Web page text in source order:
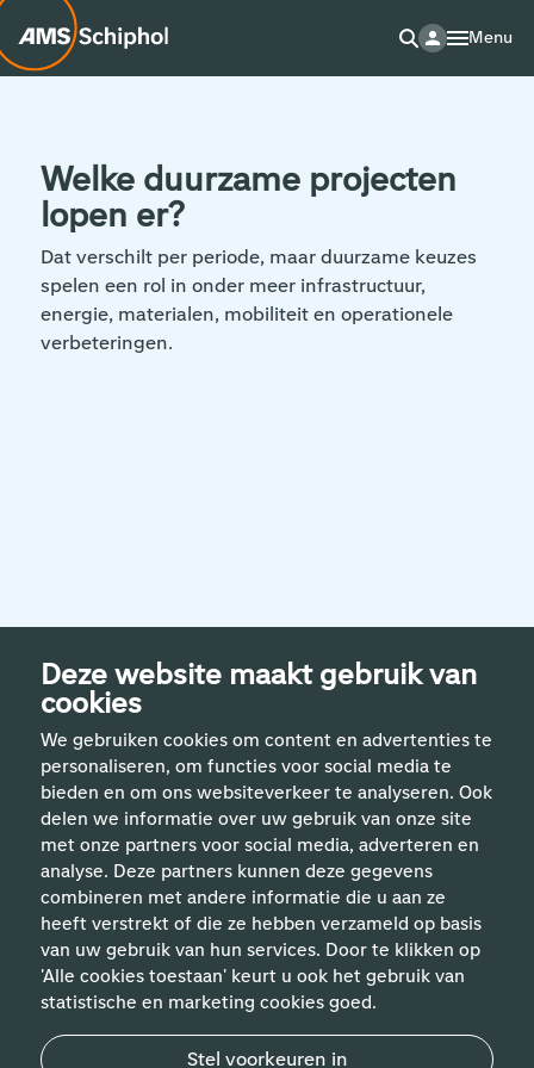
Deze website maakt gebruik van
cookies
We gebruiken cookies om content en advertenties te
personaliseren, om functies voor social media te
bieden en om ons websiteverkeer te analyseren. Ook
delen we informatie over uw gebruik van onze site
met onze partners voor social media, adverteren en
analyse. Deze partners kunnen deze gegevens
combineren met andere informatie die u aan ze
heeft verstrekt of die ze hebben verzameld op basis
van uw gebruik van hun services. Door te klikken op
'Alle cookies toestaan' keurt u ook het gebruik van
statistische en marketing cookies goed.
Stel voorkeuren in
Menu
Welke duurzame projecten
lopen er?
Dat verschilt per periode, maar duurzame keuzes
spelen een rol in onder meer infrastructuur,
energie, materialen, mobiliteit en operationele
verbeteringen.
Handige links
Vakgebieden
Contact